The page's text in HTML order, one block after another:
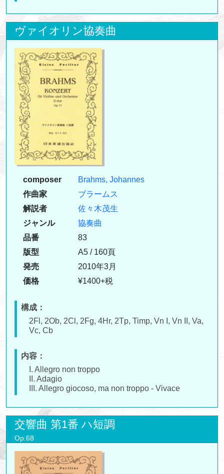
ヴァイオリン協奏曲
composer
Brahms, Johannes
作曲家
ブラームス
解説者
佐々木茂生
ジャンル
協奏曲
品番
83
版型
A5 / 160頁
発売
2010年3月
価格
¥1400+税
構成：
2Fl, 2Ob, 2Cl, 2Fg, 4Hr, 2Tp, Timp, Vn I, Vn II, Va,
Vc, Cb
内容：
I. Allegro non troppo
II. Adagio
III. Allegro giocoso, ma non troppo - Vivace
交響曲 第1番 ハ短調
Op.68